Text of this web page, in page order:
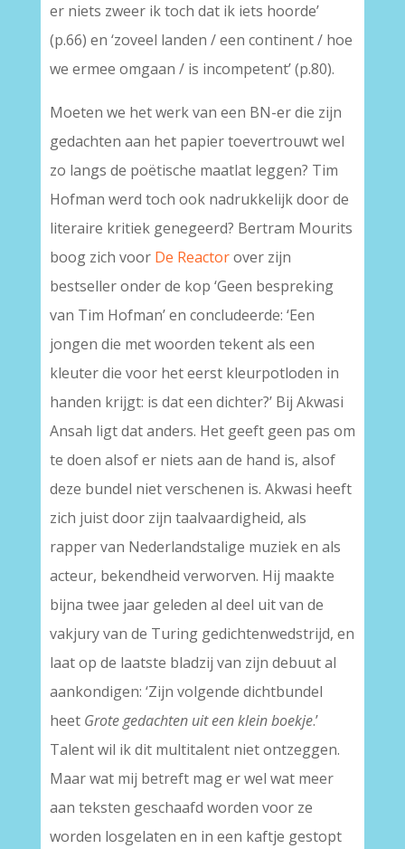
er niets zweer ik toch dat ik iets hoorde’
(p.66) en ‘zoveel landen / een continent / hoe
we ermee omgaan / is incompetent’ (p.80).
Moeten we het werk van een BN-er die zijn
gedachten aan het papier toevertrouwt wel
zo langs de poëtische maatlat leggen? Tim
Hofman werd toch ook nadrukkelijk door de
literaire kritiek genegeerd? Bertram Mourits
boog zich voor De Reactorover zijn
bestseller onder de kop ‘Geen bespreking
van Tim Hofman’ en concludeerde: ‘Een
jongen die met woorden tekent als een
kleuter die voor het eerst kleurpotloden in
handen krijgt: is dat een dichter?’ Bij Akwasi
Ansah ligt dat anders. Het geeft geen pas om
te doen alsof er niets aan de hand is, alsof
deze bundel niet verschenen is. Akwasi heeft
zich juist door zijn taalvaardigheid, als
rapper van Nederlandstalige muziek en als
acteur, bekendheid verworven. Hij maakte
bijna twee jaar geleden al deel uit van de
vakjury van de Turing gedichtenwedstrijd, en
laat op de laatste bladzij van zijn debuut al
aankondigen: ‘Zijn volgende dichtbundel
heet Grote gedachten uit een klein boekje.’
Talent wil ik dit multitalent niet ontzeggen.
Maar wat mij betreft mag er wel wat meer
aan teksten geschaafd worden voor ze
worden losgelaten en in een kaftje gestopt